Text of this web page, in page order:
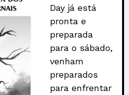
Day já está
pronta e
preparada
para o sábado,
venham
preparados
para enfrentar